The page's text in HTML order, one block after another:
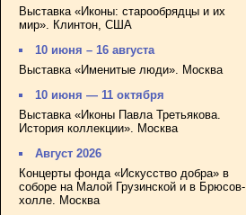
Выставка «Иконы: старообрядцы и их
мир». Клинтон, США
10 июня – 16 августа
Выставка «Именитые люди». Москва
10 июня — 11 октября
Выставка «Иконы Павла Третьякова.
История коллекции». Москва
Август 2026
Концерты фонда «Искусство добра» в
соборе на Малой Грузинской и в Брюсов-
холле. Москва